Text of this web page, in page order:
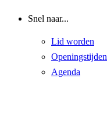
Snel naar...
Lid worden
Openingstijden
Agenda